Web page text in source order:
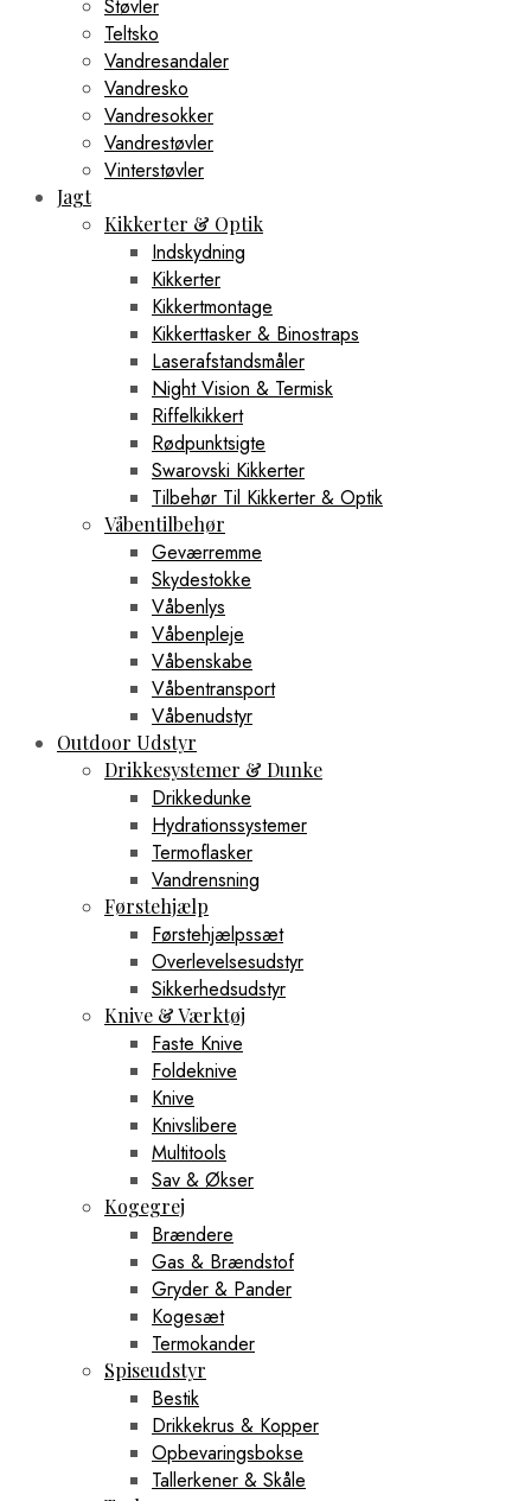
Støvler
Teltsko
Vandresandaler
Vandresko
Vandresokker
Vandrestøvler
Vinterstøvler
Jagt
Kikkerter & Optik
Indskydning
Kikkerter
Kikkertmontage
Kikkerttasker & Binostraps
Laserafstandsmåler
Night Vision & Termisk
Riffelkikkert
Rødpunktsigte
Swarovski Kikkerter
Tilbehør Til Kikkerter & Optik
Våbentilbehør
Geværremme
Skydestokke
Våbenlys
Våbenpleje
Våbenskabe
Våbentransport
Våbenudstyr
Outdoor Udstyr
Drikkesystemer & Dunke
Drikkedunke
Hydrationssystemer
Termoflasker
Vandrensning
Førstehjælp
Førstehjælpssæt
Overlevelsesudstyr
Sikkerhedsudstyr
Knive & Værktøj
Faste Knive
Foldeknive
Knive
Knivslibere
Multitools
Sav & Økser
Kogegrej
Brændere
Gas & Brændstof
Gryder & Pander
Kogesæt
Termokander
Spiseudstyr
Bestik
Drikkekrus & Kopper
Opbevaringsbokse
Tallerkener & Skåle